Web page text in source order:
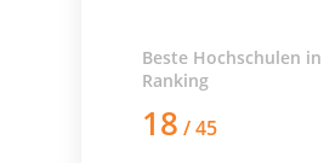
Beste Hochschulen
Ranking
18 / 45